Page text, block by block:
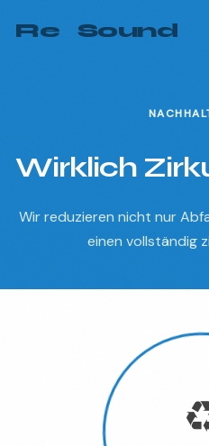
Re Sound
Wirklich
Wir reduzieren nicht nur
einen vollständig